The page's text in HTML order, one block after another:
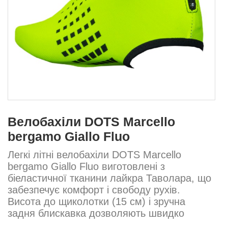
Велобахіли DOTS Marcello
bergamo Giallo Fluo
Легкі літні велобахіли DOTS Marcello
bergamo Giallo Fluo виготовлені з
біеластичної тканини лайкра Таволара, що
забезпечує комфорт і свободу рухів.
Висота до щиколотки (15 см) і зручна
задня блискавка дозволяють швидко